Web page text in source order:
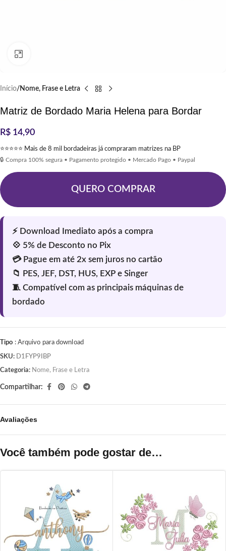
Início Nome, Frase e Letra
Matriz de Bordado Maria Helena para Bordar
R$ 14,90
⭐⭐⭐⭐⭐ Mais de 8 mil bordadeiras já compraram matrizes na BP
🔒 Compra 100% segura • Pagamento protegido • Mercado Pago • Paypal
QUERO COMPRAR
Tipo : Arquivo para download
SKU: D1FYP9IBP
Categoria: Nome, Frase e Letra
Compartilhar:
Avaliações
Você também pode gostar de…